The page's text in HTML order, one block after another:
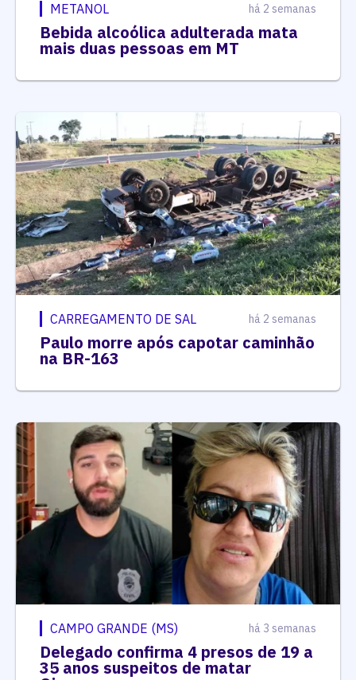
METANOL há 2 semanas
Bebida alcoólica adulterada mata
mais duas pessoas em MT
CARREGAMENTO DE SAL há 2 semanas
Paulo morre após capotar caminhão
na BR-163
CAMPO GRANDE (MS) há 3 semanas
Delegado confirma 4 presos de 19 a
35 anos suspeitos de matar